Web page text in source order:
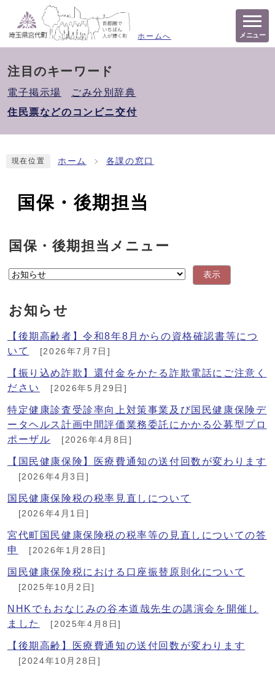
ホームへ メニュー
注目のキーワード
電子掲示場
ごみ分別辞典
住民票などのコンビニ交付
現在位置 ホーム 各課の窓口
国保・後期担当
国保・後期担当メニュー
表示
お知らせ
【後期高齢者】令和8年8月からの資格確認書等につ
いて
[2026年7月7日]
【振り込め詐欺】還付金をかたる詐欺電話にご注意く
ださい
[2026年5月29日]
特定健康診査受診率向上対策事業及び国民健康保険デ
ータヘルス計画中間評価業務委託にかかる公募型プロ
ポーザル
[2026年4月8日]
【国民健康保険】医療費通知の送付回数が変わります
[2026年4月3日]
国民健康保険税の税率見直しについて
[2026年4月1日]
宮代町国民健康保険税の税率等の見直しについての答
申
[2026年1月28日]
国民健康保険税における口座振替原則化について
[2025年10月2日]
NHKでもおなじみの谷本道哉先生の講演会を開催し
ました
[2025年4月8日]
【後期高齢】医療費通知の送付回数が変わります
[2024年10月28日]